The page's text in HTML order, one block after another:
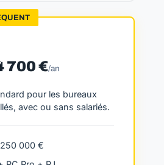
700 €/an
pour les bureaux
avec ou sans salariés.
000 €